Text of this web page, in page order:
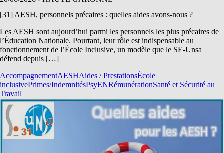
[31] AESH, personnels précaires : quelles aides avons-nous ?
Les AESH sont aujourd’hui parmi les personnels les plus précaires de
l’Éducation Nationale. Pourtant, leur rôle est indispensable au
fonctionnement de l’École Inclusive, un modèle que le SE-Unsa
défend depuis […]
AccompagnementAESHAides / PrestationsÉcole
inclusivePrimes/IndemnitésPsyENRémunérationSanté et Sécurité au
Travail